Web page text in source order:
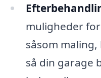
muligheder
såsom
så din garage